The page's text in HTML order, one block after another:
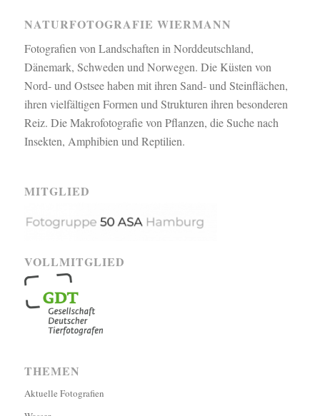
NATURFOTOGRAFIE WIERMANN
Fotografien von Landschaften in Norddeutschland,
Dänemark, Schweden und Norwegen. Die Küsten von
Nord- und Ostsee haben mit ihren Sand- und Steinflächen,
ihren vielfältigen Formen und Strukturen ihren besonderen
Reiz. Die Makrofotografie von Pflanzen, die Suche nach
Insekten, Amphibien und Reptilien.
MITGLIED
VOLLMITGLIED
THEMEN
Aktuelle Fotografien